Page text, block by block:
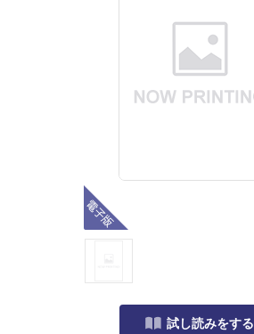
試し読みをする